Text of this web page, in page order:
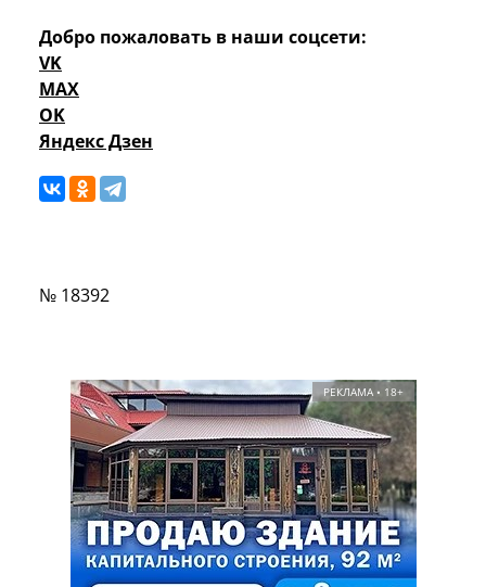
Добро пожаловать в наши соцсети:
VK
MAX
OK
Яндекс Дзен
№ 18392
РЕКЛАМА • 18+